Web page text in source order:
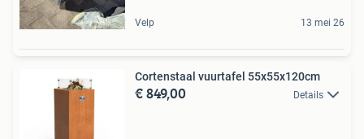
Velp 13 mei 26
Cortenstaal vuurtafel 55x55x120cm
€ 849,00 Details